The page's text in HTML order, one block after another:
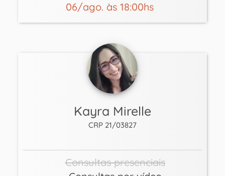
06/ago. às 18:00hs
Kayra Mirelle
CRP 21/03827
Consultas presenciais